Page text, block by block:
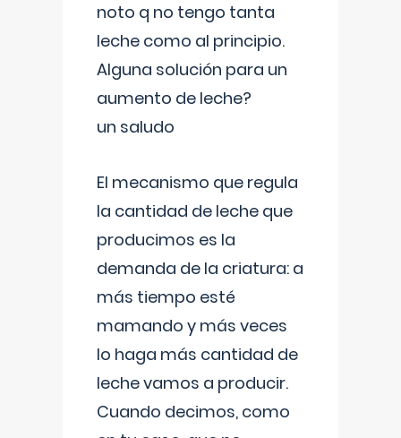
noto q no tengo tanta
leche como al principio.
Alguna solución para un
aumento de leche?
un saludo
El mecanismo que regula
la cantidad de leche que
producimos es la
demanda de la criatura: a
más tiempo esté
mamando y más veces
lo haga más cantidad de
leche vamos a producir.
Cuando decimos, como